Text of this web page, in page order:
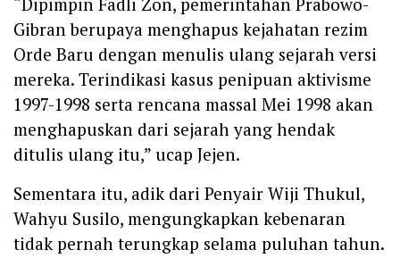
Gibran berupaya menghapus kejahatan rezim
Orde Baru dengan menulis ulang sejarah versi
mereka. Terindikasi kasus penipuan aktivisme
1997-1998 serta rencana massal Mei 1998 akan
menghapuskan dari sejarah yang hendak
ditulis ulang itu,” ucap Jejen.
‎Sementara itu, adik dari Penyair Wiji Thukul,
Wahyu Susilo, mengungkapkan kebenaran
tidak pernah terungkap selama puluhan tahun.